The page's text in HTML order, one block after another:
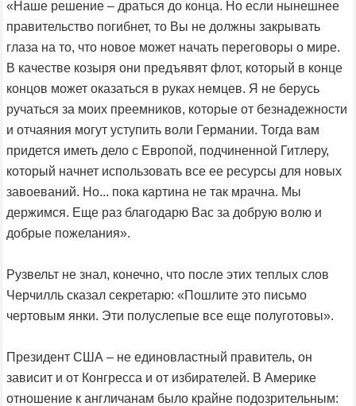
«Наше решение – драться до конца. Но если нынешнее
правительство погибнет, то Вы не должны закрывать
глаза на то, что новое может начать переговоры о мире.
В качестве козыря они предъявят флот, который в конце
концов может оказаться в руках немцев. Я не берусь
ручаться за моих преемников, которые от безнадежности
и отчаяния могут уступить воли Германии. Тогда вам
придется иметь дело с Европой, подчиненной Гитлеру,
который начнет использовать все ее ресурсы для новых
завоеваний. Но... пока картина не так мрачна. Мы
держимся. Еще раз благодарю Вас за добрую волю и
добрые пожелания».
Рузвельт не знал, конечно, что после этих теплых слов
Черчилль сказал секретарю: «Пошлите это письмо
чертовым янки. Эти полуслепые все еще полуготовы».
Президент США – не единовластный правитель, он
зависит и от Конгресса и от избирателей. В Америке
отношение к англичанам было крайне подозрительным: